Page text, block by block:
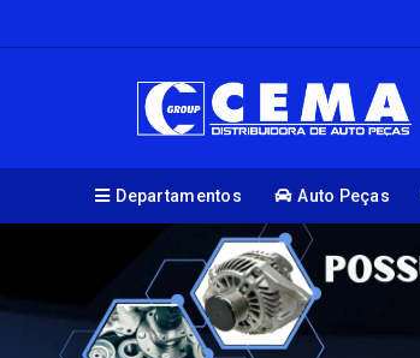
Departamentos Auto Peças